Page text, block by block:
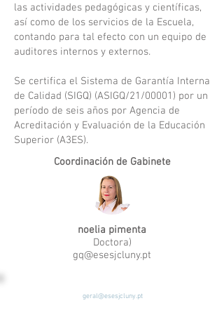
las actividades pedagógicas y científicas,
así como de los servicios de la Escuela,
contando para tal efecto con un equipo de
auditores internos y externos.
Se certifica el Sistema de Garantía Interna
de Calidad (SIGQ) (ASIGQ/21/00001) por un
período de seis años por Agencia de
Acreditación y Evaluación de la Educación
Superior (A3ES).
Coordinación de Gabinete
noelia pimenta
Doctora)
gq@esesjcluny.pt
geral@esesjcluny.pt